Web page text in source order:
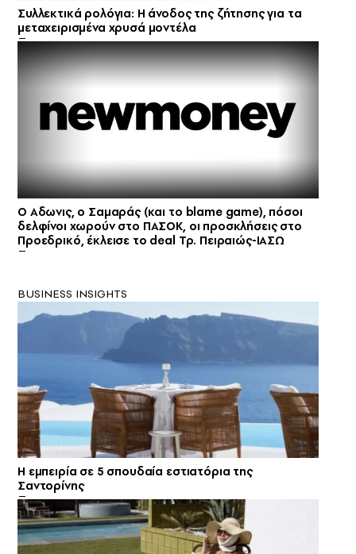
Συλλεκτικά ρολόγια: Η άνοδος της ζήτησης για τα
μεταχειρισμένα χρυσά μοντέλα
Ο Αδωνις, ο Σαμαράς (και το blame game), πόσοι
δελφίνοι χωρούν στο ΠΑΣΟΚ, οι προσκλήσεις στο
Προεδρικό, έκλεισε το deal Τρ. Πειραιώς-ΙΑΣΩ
BUSINESS INSIGHTS
Η εμπειρία σε 5 σπουδαία εστιατόρια της
Σαντορίνης